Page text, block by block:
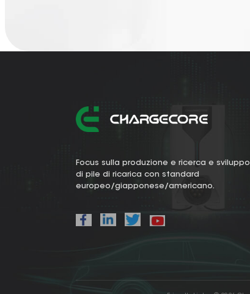
Focus sulla produzione e ricerca e sviluppo
di pile di ricarica con standard
europeo/giapponese/americano.